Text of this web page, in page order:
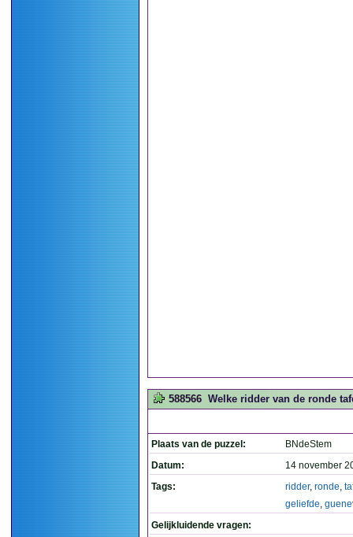
588566 Welke ridder van de ronde
Plaats van de puzzel:
BNdeStem
Datum:
14 november
Tags:
ridder, ronde,
geliefde,
Gelijkluidende vragen: